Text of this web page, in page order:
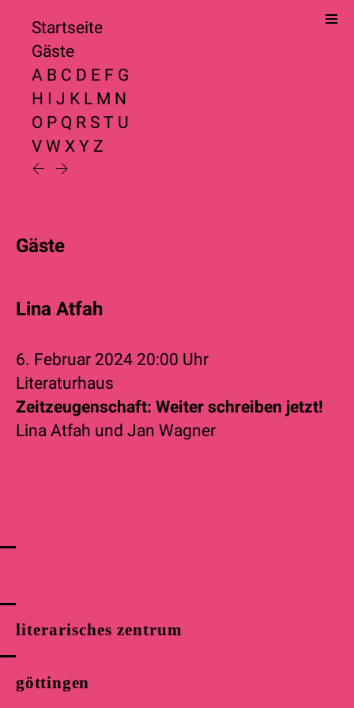
literarisches zentrum
göttingen
Startseite
Gäste
A B C D E F G
H I J K L M N
O P Q R S T U
V W X Y Z
Gäste
Lina Atfah
6. Februar 2024 20:00 Uhr
Literaturhaus
Zeitzeugenschaft: Weiter schreiben jetzt!
Lina Atfah und Jan Wagner